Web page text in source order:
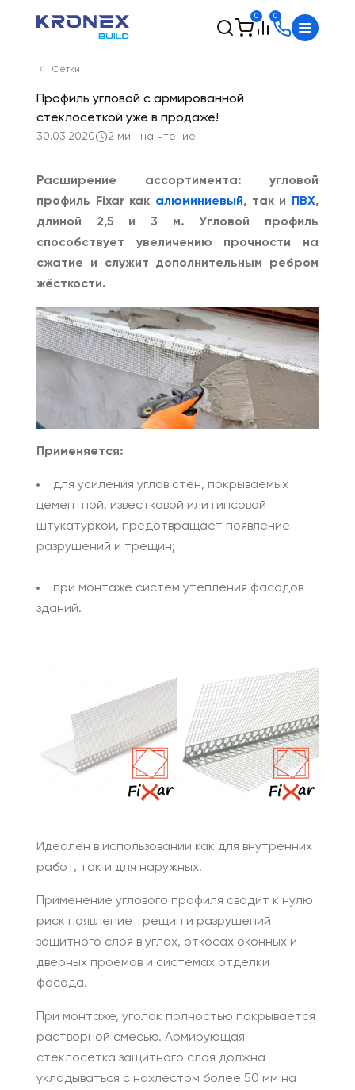
0 0
Сетки
30.03.2020 2 мин на чтение
Профиль угловой с армированной
стеклосеткой уже в продаже!
Расширение ассортимента: угловой
профиль Fixar как алюминиевый, так и ПВХ,
длиной 2,5 и 3 м. Угловой профиль
способствует увеличению прочности на
сжатие и служит дополнительным ребром
жёсткости.
Применяется:
для усиления углов стен, покрываемых
цементной, известковой или гипсовой
штукатуркой, предотвращает появление
разрушений и трещин;
при монтаже систем утепления фасадов
зданий.
Идеален в использовании как для внутренних
работ, так и для наружных.
Применение углового профиля сводит к нулю
риск появление трещин и разрушений
защитного слоя в углах, откосах оконных и
дверных проемов и системах отделки
фасада.
При монтаже, уголок полностью покрывается
растворной смесью. Армирующая
стеклосетка защитного слоя должна
укладываться с нахлестом более 50 мм на